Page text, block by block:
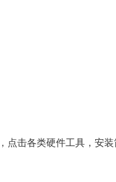
点击各类硬件工具，安